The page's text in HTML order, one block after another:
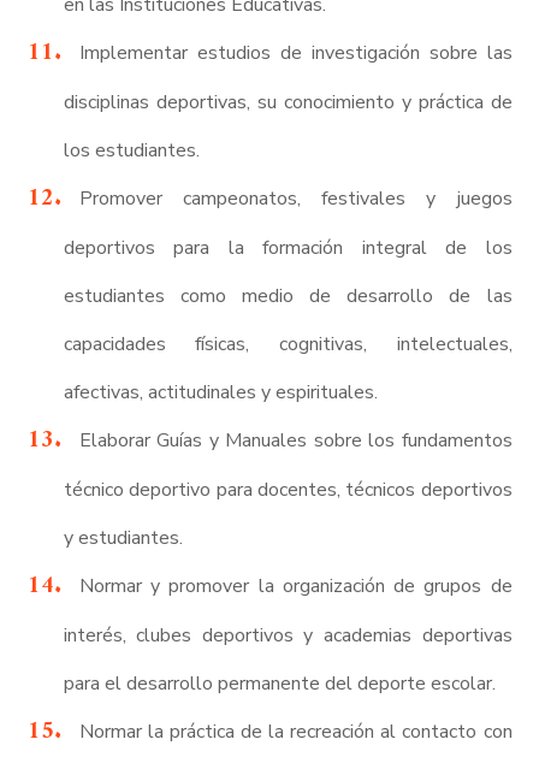
Implementar estudios de investigación sobre las
disciplinas deportivas, su conocimiento y práctica de
los estudiantes.
Promover campeonatos, festivales y juegos
deportivos para la formación integral de los
estudiantes como medio de desarrollo de las
capacidades físicas, cognitivas, intelectuales,
afectivas, actitudinales y espirituales.
Elaborar Guías y Manuales sobre los fundamentos
técnico deportivo para docentes, técnicos deportivos
y estudiantes.
Normar y promover la organización de grupos de
interés, clubes deportivos y academias deportivas
para el desarrollo permanente del deporte escolar.
Normar la práctica de la recreación al contacto con